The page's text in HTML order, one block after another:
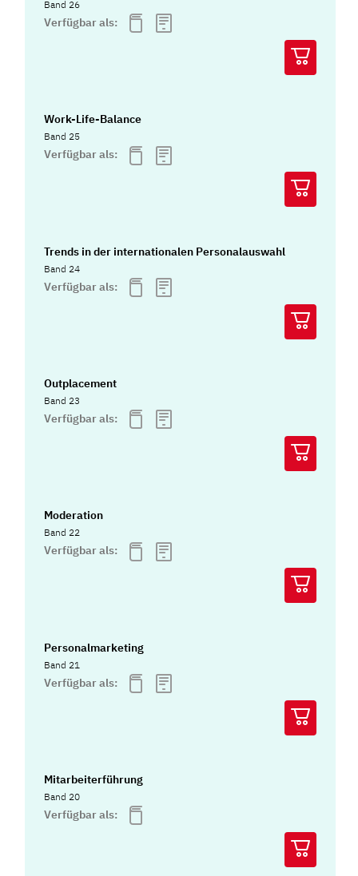
Band 26
Verfügbar als:
Work-Life-Balance
Band 25
Verfügbar als:
Trends in der internationalen Personalauswahl
Band 24
Verfügbar als:
Outplacement
Band 23
Verfügbar als:
Moderation
Band 22
Verfügbar als:
Personalmarketing
Band 21
Verfügbar als:
Mitarbeiterführung
Band 20
Verfügbar als: